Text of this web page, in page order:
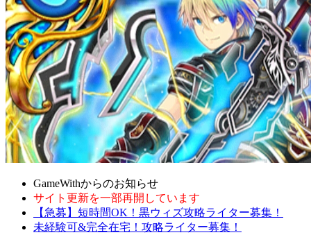
GameWithからのお知らせ
サイト更新を一部再開しています
【急募】短時間OK！黒ウィズ攻略ライター募集！
未経験可&完全在宅！攻略ライター募集！